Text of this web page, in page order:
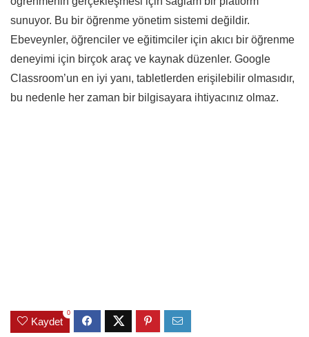
sunuyor. Bu bir öğrenme yönetim sistemi değildir.
Ebeveynler, öğrenciler ve eğitimciler için akıcı bir öğrenme
deneyimi için birçok araç ve kaynak düzenler. Google
Classroom’un en iyi yanı, tabletlerden erişilebilir olmasıdır,
bu nedenle her zaman bir bilgisayara ihtiyacınız olmaz.
Kaydet
0